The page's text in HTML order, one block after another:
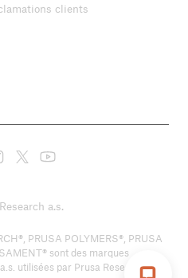
clients
a.s.
PRUSA POLYMERS®, PRUSA
sont des marques
utilisées par Prusa Research a.s.